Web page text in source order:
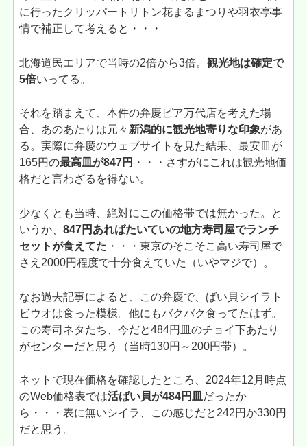
に行ったクリッパートリトン花まるまつりや羽衣亭事
情で補正して考えると・・・
北海道民エリアで当時の2倍から3倍。観光地は確定で
5倍いってる。
それを踏まえて、本件の弁慶ピア万代店を考えた場
合、あのあたりは元々新潟的に観光地寄りな印象があ
る。実際に弁慶のウェブサイトを見た結果、最安皿が
165円の最高皿が847円 ・・・さすがにこれは観光地価
格だと言わざるを得ない。
少なくとも当時、絶対にこの価格帯では無かった。と
いうか、847円あればたいていの地方寿司屋でランチ
セットが食えてた ・・・東京のそこそこ高い寿司屋で
さえ2000円程度で十分食えていた（いやマジで）。
なお過去記事によると、この弁慶で、ばい貝シイラト
ビウオは食った模様。他にもバクバク食ってたはず。
この寿司ネタたち、今だと484円皿のチョイ下あたり
がセンターだと思う（当時130円～200円帯）。
ネットで現在価格を確認したところ、2024年12月時点
のWeb価格表では活ばい貝が484円皿 だったか
ら・・・表に無いシイラ、この感じだと242円か330円
だと思う。